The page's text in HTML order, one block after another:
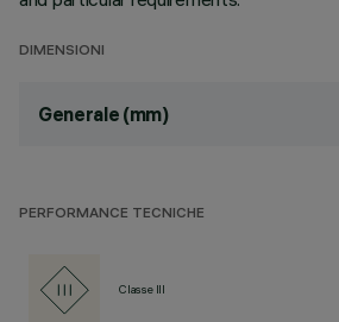
DIMENSIONI
Generale (mm)
PERFORMANCE TECNICHE
Classe III